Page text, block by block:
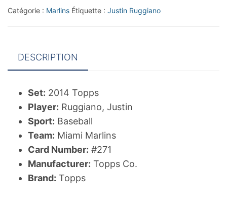
Catégorie : Marlins Étiquette : Justin Ruggiano
DESCRIPTION
Set: 2014 Topps
Player: Ruggiano, Justin
Sport: Baseball
Team: Miami Marlins
Card Number: #271
Manufacturer: Topps Co.
Brand: Topps